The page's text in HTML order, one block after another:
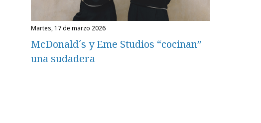
martes, 17 de marzo 2026
McDonald´s y Eme Studios “cocinan”
una sudadera